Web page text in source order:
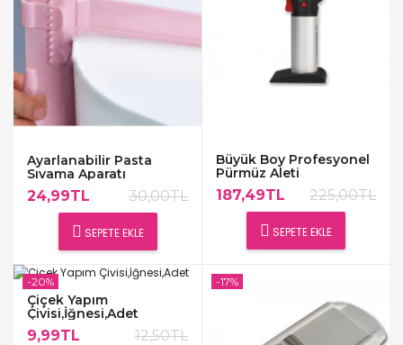
Ayarlanabilir Pasta
Sıvama Aparatı
24,99TL 30,00TL
SEPETE EKLE
Büyük Boy Profesyonel
Pürmüz Aleti
187,49TL 225,00TL
SEPETE EKLE
Çiçek Yapım
Çivisi,İğnesi,Adet
9,99TL 12,50TL
-20% -17%